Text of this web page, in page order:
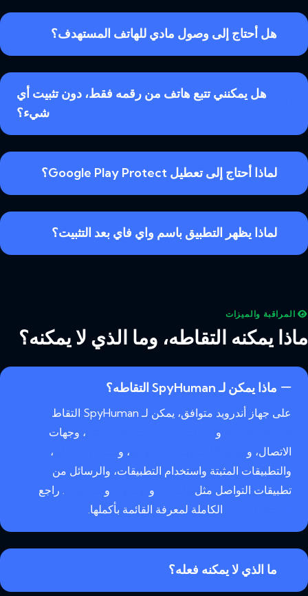
هل أحتاج إلى وصول مادي للهاتف المستهدف؟
هل يمكنني تتبع هاتف من رقمه فقط، دون تثبيت أي
شيء؟
لماذا أحتاج إلى تعطيل Google Play Protect؟
لماذا يظهر التطبيق باسم واي فاي بعد التثبيت؟
المراقبة والميزات
ماذا يمكنه التقاطه، وما الذي لا يمكنه؟
ماذا يمكن لـ SpyHuman التقاطه؟
على جهاز أندرويد متوافق، يمكن لـ SpyHuman التقاط
و
، وجهات
الاتصال، و
، و
،
والتطبيقات المثبتة واستخدام التطبيقات، والرسائل من
تطبيقات التواصل مثل
و و
. راجع
الكاملة لمعرفة القائمة بأكملها.
ما الذي لا يمكنه فعله؟